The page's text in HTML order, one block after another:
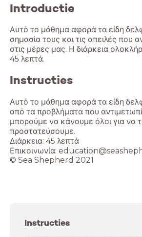
Introductie
Αυτό το μάθημα αφορά τα είδη
σημασία τους και τις απειλές που
στις μέρες μας. Η διάρκεια
45 λεπτά.
Instructies
Αυτό το μάθημα αφορά τα είδη
από τα προβλήματα που
μπορούμε να κάνουμε όλοι για να
προστατεύσουμε.
Διάρκεια: 45 λεπτά
Επικοινωνία:
© Sea Shepherd 2021
Instructies